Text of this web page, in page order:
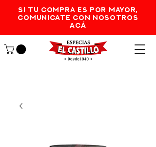
SI TU COMPRA ES POR MAYOR,
comunicate con nosotros
acá